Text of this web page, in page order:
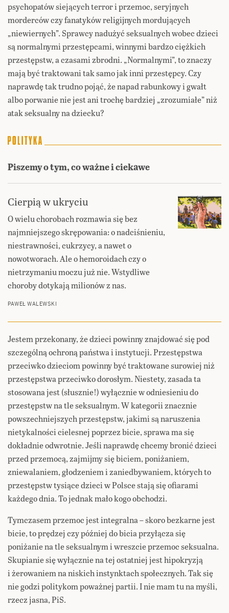
psychopatów siejących terror i przemoc, seryjnych
morderców czy fanatyków religijnych mordujących
„niewiernych”. Sprawcy nadużyć seksualnych wobec dzieci
są normalnymi przestępcami, winnymi bardzo ciężkich
przestępstw, a czasami zbrodni. „Normalnymi”, to znaczy
mają być traktowani tak samo jak inni przestępcy. Czy
naprawdę tak trudno pojąć, że napad rabunkowy i gwałt
albo porwanie nie jest ani trochę bardziej „zrozumiałe” niż
atak seksualny na dziecku?
Piszemy o tym, co ważne i ciekawe
Cierpią w ukryciu
O wielu chorobach rozmawia się bez
najmniejszego skrępowania: o nadciśnieniu,
niestrawności, cukrzycy, a nawet o
nowotworach. Ale o hemoroidach czy o
nietrzymaniu moczu już nie. Wstydliwe
choroby dotykają milionów z nas.
PAWEŁ WALEWSKI
Jestem przekonany, że dzieci powinny znajdować się pod
szczególną ochroną państwa i instytucji. Przestępstwa
przeciwko dzieciom powinny być traktowane surowiej niż
przestępstwa przeciwko dorosłym. Niestety, zasada ta
stosowana jest (słusznie!) wyłącznie w odniesieniu do
przestępstw na tle seksualnym. W kategorii znacznie
powszechniejszych przestępstw, jakimi są naruszenia
nietykalności cielesnej poprzez bicie, sprawa ma się
dokładnie odwrotnie. Jeśli naprawdę chcemy bronić dzieci
przed przemocą, zajmijmy się biciem, poniżaniem,
zniewalaniem, głodzeniem i zaniedbywaniem, których to
przestępstw tysiące dzieci w Polsce stają się ofiarami
każdego dnia. To jednak mało kogo obchodzi.
Tymczasem przemoc jest integralna – skoro bezkarne jest
bicie, to prędzej czy później do bicia przyłącza się
poniżanie na tle seksualnym i wreszcie przemoc seksualna.
Skupianie się wyłącznie na tej ostatniej jest hipokryzją
i żerowaniem na niskich instynktach społecznych. Tak się
nie godzi politykom poważnej partii. I nie mam tu na myśli,
rzecz jasna, PiS.